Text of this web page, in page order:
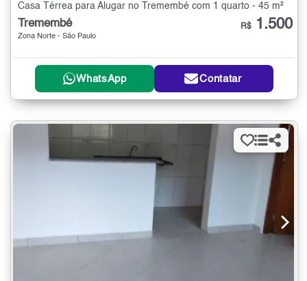
Casa Térrea para Alugar no Tremembé com 1 quarto - 45 m²
Tremembé
Zona Norte - São Paulo
R$ 1.500
WhatsApp Contatar